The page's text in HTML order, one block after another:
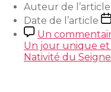
Auteur de l’article
Date de l’article
Un
Un jour unique et
Nativité du